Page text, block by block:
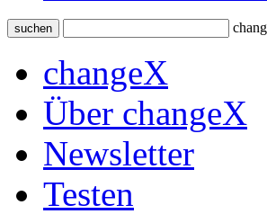
suchen
changeX
Über changeX
Newsletter
Testen